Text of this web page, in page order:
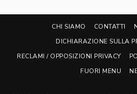
CHI SIAMO CONTATTI
DICHIARAZIONE SULLA
RECLAMI / OPPOSIZIONI PRIVACY
FUORI MENU